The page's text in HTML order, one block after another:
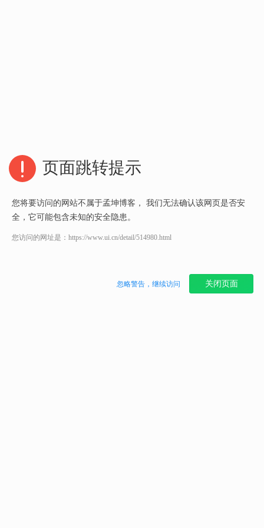
页面跳转提示
您将要访问的网站不属于孟坤博客， 我们无法确认该网页是否安
全，它可能包含未知的安全隐患。
您访问的网址是： https://www.ui.cn/detail/514980.html
忽略警告，继续访问 关闭页面